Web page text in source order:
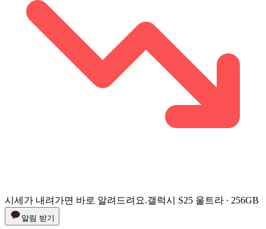
시세가 내려가면 바로 알려드려요.갤럭시 S25 울트라 ∙ 256GB
알림 받기